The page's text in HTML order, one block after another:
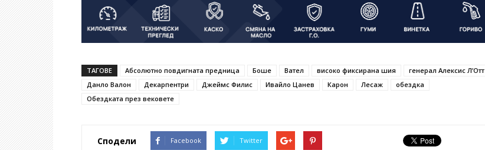
ТАГОВЕ Абсолютно повдигната предница Боше Вател високо фиксирана шия
генерал Алексис Л’Отт
Данло Валон
Декарпентри Джеймс Филис Ивайло Цанев Карон Лесаж
обездка
Обездката през вековете
Сподели Facebook Twitter